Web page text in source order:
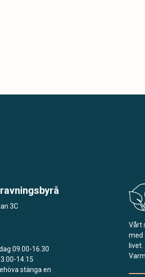
3C
09.00-16.30
14.15
stänga en
Vårt
med
livet.